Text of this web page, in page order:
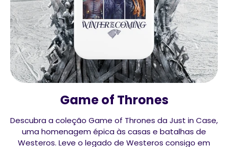
Game of Thrones
Descubra a coleção Game of Thrones da Just in Case,
uma homenagem épica às casas e batalhas de
Westeros. Leve o legado de Westeros consigo em